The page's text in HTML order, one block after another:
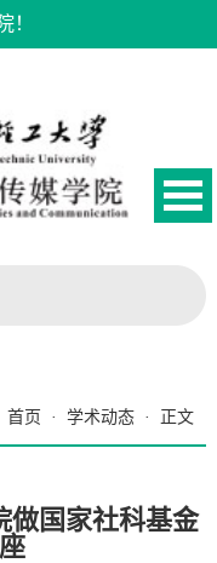
！
首页 · 学术动态 · 正文
做国家社科基金